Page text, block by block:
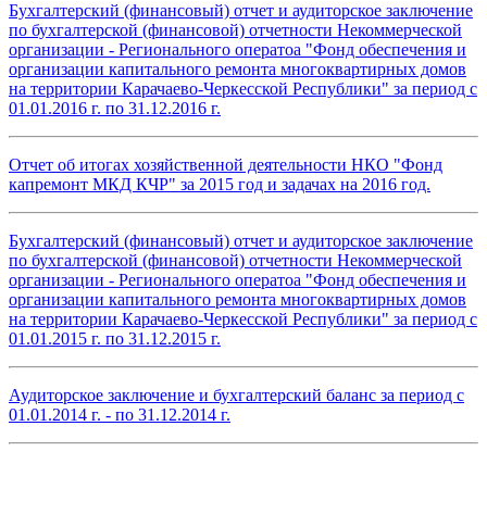
Бухгалтерский (финансовый) отчет и аудиторское заключение
по бухгалтерской (финансовой) отчетности Некоммерческой
организации - Регионального оператоа "Фонд обеспечения и
организации капитального ремонта многоквартирных домов
на территории Карачаево-Черкесской Республики" за период с
01.01.2016 г. по 31.12.2016 г.
Отчет об итогах хозяйственной деятельности НКО "Фонд
капремонт МКД КЧР" за 2015 год и задачах на 2016 год.
Бухгалтерский (финансовый) отчет и аудиторское заключение
по бухгалтерской (финансовой) отчетности Некоммерческой
организации - Регионального оператоа "Фонд обеспечения и
организации капитального ремонта многоквартирных домов
на территории Карачаево-Черкесской Республики" за период с
01.01.2015 г. по 31.12.2015 г.
Аудиторское заключение и бухгалтерский баланс за период с
01.01.2014 г. - по 31.12.2014 г.